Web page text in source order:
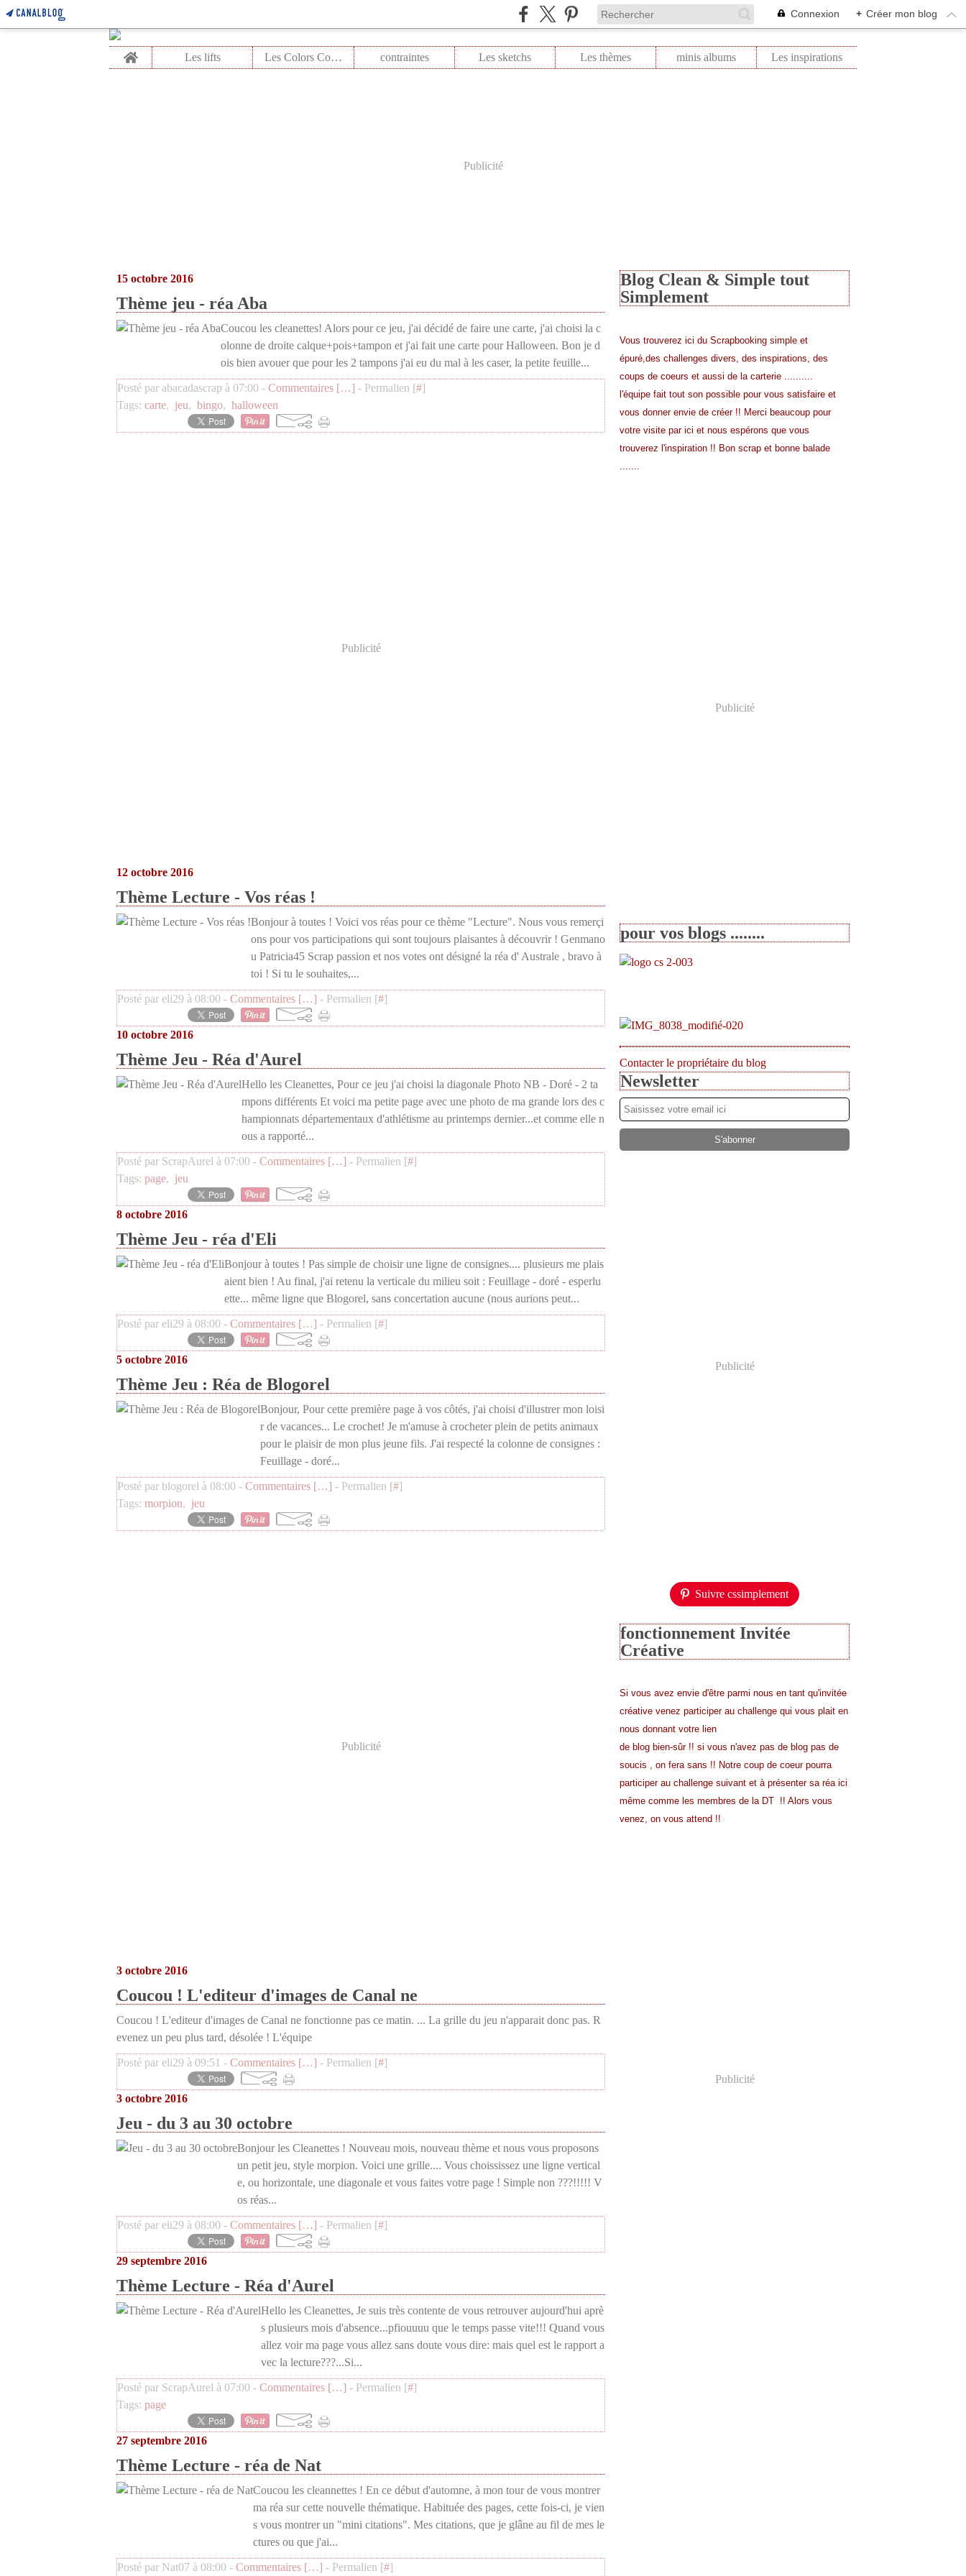
Connexion + Créer mon blog
Home Les lifts Les Colors Combo contraintes Les sketchs Les thèmes minis albums Les inspirations
Publicité
15 octobre 2016
Thème jeu - réa Aba
Coucou les cleanettes! Alors pour ce jeu, j'ai décidé de faire une carte, j'ai choisi la c
olonne de droite calque+pois+tampon et j'ai fait une carte pour Halloween. Bon je d
ois bien avouer que pour les 2 tampons j'ai eu du mal à les caser, la petite feuille...
Posté par abacadascrap à 07:00 - Commentaires […] - Permalien [#]
Tags: carte, jeu, bingo, halloween
Publicité
12 octobre 2016
Thème Lecture - Vos réas !
Bonjour à toutes ! Voici vos réas pour ce thème "Lecture". Nous vous remerçi
ons pour vos participations qui sont toujours plaisantes à découvrir ! Genmano
u Patricia45 Scrap passion et nos votes ont désigné la réa d' Australe , bravo à
toi ! Si tu le souhaites,...
Posté par eli29 à 08:00 - Commentaires […] - Permalien [#]
10 octobre 2016
Thème Jeu - Réa d'Aurel
Hello les Cleanettes, Pour ce jeu j'ai choisi la diagonale Photo NB - Doré - 2 ta
mpons différents Et voici ma petite page avec une photo de ma grande lors des c
hampionnats départementaux d'athlétisme au printemps dernier...et comme elle n
ous a rapporté...
Posté par ScrapAurel à 07:00 - Commentaires […] - Permalien [#]
Tags: page, jeu
8 octobre 2016
Thème Jeu - réa d'Eli
Bonjour à toutes ! Pas simple de choisir une ligne de consignes.... plusieurs me plais
aient bien ! Au final, j'ai retenu la verticale du milieu soit : Feuillage - doré - esperlu
ette... même ligne que Blogorel, sans concertation aucune (nous aurions peut...
Posté par eli29 à 08:00 - Commentaires […] - Permalien [#]
5 octobre 2016
Thème Jeu : Réa de Blogorel
Bonjour, Pour cette première page à vos côtés, j'ai choisi d'illustrer mon loisi
r de vacances... Le crochet! Je m'amuse à crocheter plein de petits animaux
pour le plaisir de mon plus jeune fils. J'ai respecté la colonne de consignes :
Feuillage - doré...
Posté par blogorel à 08:00 - Commentaires […] - Permalien [#]
Tags: morpion, jeu
Publicité
3 octobre 2016
Coucou ! L'editeur d'images de Canal ne
Coucou ! L'editeur d'images de Canal ne fonctionne pas ce matin. ... La grille du jeu n'apparait donc pas. R
evenez un peu plus tard, désolée ! L'équipe
Posté par eli29 à 09:51 - Commentaires […] - Permalien [#]
3 octobre 2016
Jeu - du 3 au 30 octobre
Bonjour les Cleanettes ! Nouveau mois, nouveau thème et nous vous proposons
un petit jeu, style morpion. Voici une grille.... Vous choississez une ligne vertical
e, ou horizontale, une diagonale et vous faites votre page ! Simple non ???!!!!! V
os réas...
Posté par eli29 à 08:00 - Commentaires […] - Permalien [#]
29 septembre 2016
Thème Lecture - Réa d'Aurel
Hello les Cleanettes, Je suis très contente de vous retrouver aujourd'hui aprè
s plusieurs mois d'absence...pfiouuuu que le temps passe vite!!! Quand vous
allez voir ma page vous allez sans doute vous dire: mais quel est le rapport a
vec la lecture???...Si...
Posté par ScrapAurel à 07:00 - Commentaires […] - Permalien [#]
Tags: page
27 septembre 2016
Thème Lecture - réa de Nat
Coucou les cleannettes ! En ce début d'automne, à mon tour de vous montrer
ma réa sur cette nouvelle thématique. Habituée des pages, cette fois-ci, je vien
s vous montrer un "mini citations". Mes citations, que je glâne au fil de mes le
ctures ou que j'ai...
Posté par Nat07 à 08:00 - Commentaires […] - Permalien [#]
Blog Clean & Simple tout
Simplement
Vous trouverez ici du Scrapbooking simple et
épuré,des challenges divers, des inspirations, des
coups de coeurs et aussi de la carterie ..........
l'équipe fait tout son possible pour vous satisfaire et
vous donner envie de créer !! Merci beaucoup pour
votre visite par ici et nous espérons que vous
trouverez l'inspiration !! Bon scrap et bonne balade
.......
Publicité
pour vos blogs ........
Contacter le propriétaire du blog
Newsletter
Publicité
Suivre cssimplement
fonctionnement Invitée
Créative
Si vous avez envie d'être parmi nous en tant qu'invitée
créative venez participer au challenge qui vous plait en
nous donnant votre lien
de blog bien-sûr !! si vous n'avez pas de blog pas de
soucis , on fera sans !! Notre coup de coeur pourra
participer au challenge suivant et à présenter sa réa ici
même comme les membres de la DT !! Alors vous
venez, on vous attend !!
Publicité